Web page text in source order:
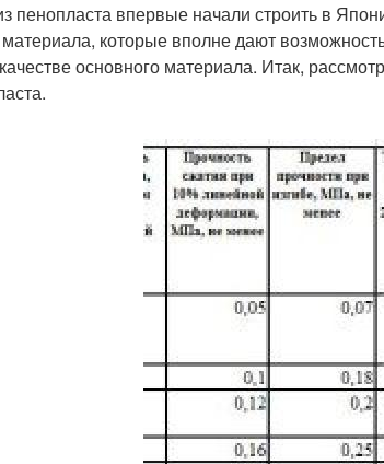
пенопласта впервые начали строить в
материала, которые вполне дают
основного материала. Итак,